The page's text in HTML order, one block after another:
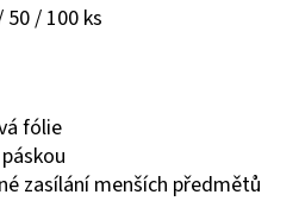
50 / 100 ks
fólie
zasílání menších předmětů